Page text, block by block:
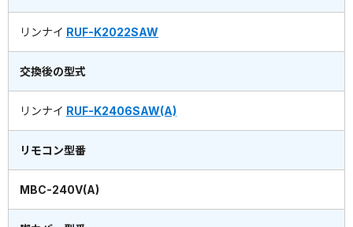
リンナイ RUF-K2022SAW
交換後の型式
リンナイ RUF-K2406SAW(A)
リモコン型番
MBC-240V(A)